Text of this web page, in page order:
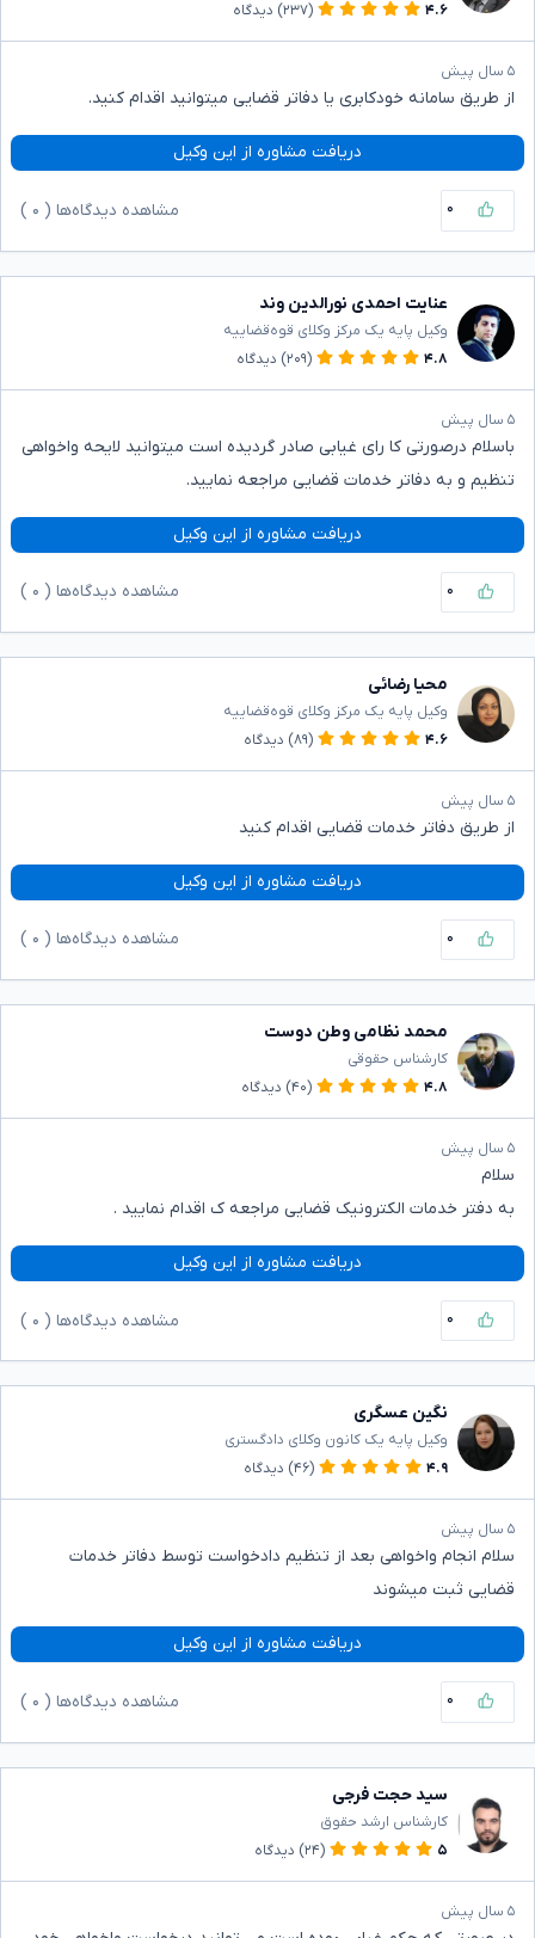
۴.۶
(۲۳۷) دیدگاه
۵ سال پیش
از طریق سامانه خودکابری یا دفاتر قضایی میتوانید اقدام کنید.
دریافت مشاوره از این وکیل
۰ مشاهده دیدگاه‌ها ( ۰
عنایت احمدی نورالدین وند
وکیل پایه یک مرکز وکلای قوه‌قضاییه
۴.۸
(۲۰۹) دیدگاه
۵ سال پیش
باسلام درصورتی کا رای غیابی صادر گردیده است میتوانید لایحه واخواهی
تنظیم و به دفاتر خدمات قضایی مراجعه نمایید.
دریافت مشاوره از این وکیل
۰ مشاهده دیدگاه‌ها ( ۰
محیا رضائی
وکیل پایه یک مرکز وکلای قوه‌قضاییه
۴.۶
(۸۹) دیدگاه
۵ سال پیش
از طریق دفاتر خدمات قضایی اقدام کنید
دریافت مشاوره از این وکیل
۰ مشاهده دیدگاه‌ها ( ۰
محمد نظامی وطن دوست
کارشناس حقوقی
۴.۸
(۴۰) دیدگاه
۵ سال پیش
سلام
به دفتر خدمات الکترونیک قضایی مراجعه ک اقدام نمایید .
دریافت مشاوره از این وکیل
۰ مشاهده دیدگاه‌ها ( ۰
نگین عسگری
وکیل پایه یک کانون وکلای دادگستری
۴.۹
(۴۶) دیدگاه
۵ سال پیش
سلام انجام واخواهی بعد از تنظیم دادخواست توسط دفاتر خدمات
قضایی ثبت میشوند
دریافت مشاوره از این وکیل
۰ مشاهده دیدگاه‌ها ( ۰
سید حجت فرجی
کارشناس ارشد حقوق
۵
(۲۴) دیدگاه
۵ سال پیش